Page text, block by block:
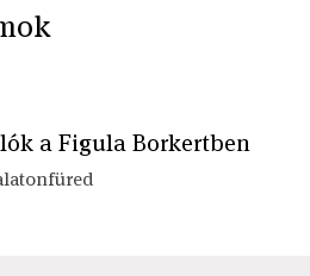
a Figula Borkertben